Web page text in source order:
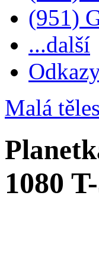
(951)
...další
Malá
1080